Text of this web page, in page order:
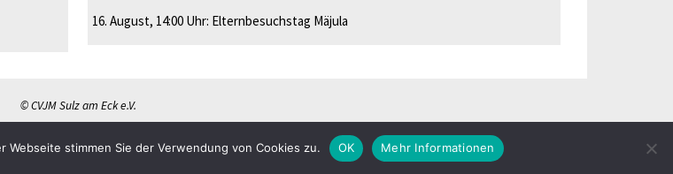
16. August, 14:00 Uhr: Elternbesuchstag Mäjula
© CVJM Sulz am Eck e.V.
Präsentiert vonTempera&
stimmen Sie der Verwendung von Cookies zu. OK Mehr Informationen